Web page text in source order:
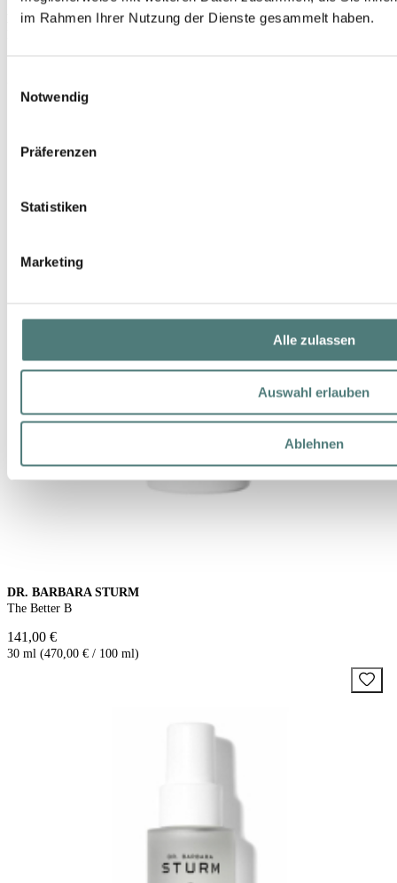
im Rahmen Ihrer Nutzung der Dienste gesammelt haben.
Notwendig
Präferenzen
Statistiken
Marketing
Alle zulassen
Auswahl erlauben
Ablehnen
DR. BARBARA STURM
DR. BARBARA STURM
The Better B
141,00 €
30 ml (470,00 € / 100 ml)